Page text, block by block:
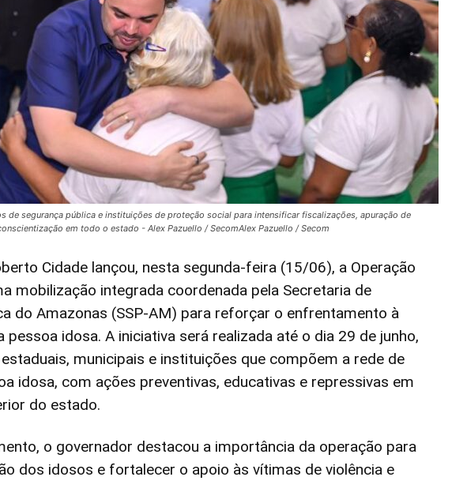
de segurança pública e instituições de proteção social para intensificar fiscalizações, apuração de
em todo o estado - Alex Pazuello / SecomAlex Pazuello / Secom
Cidade lançou, nesta segunda-feira (15/06), a Operação
mobilização integrada coordenada pela Secretaria de
do Amazonas (SSP-AM) para reforçar o enfrentamento à
pessoa idosa. A iniciativa será realizada até o dia 29 de junho,
municipais e instituições que compõem a rede de
idosa, com ações preventivas, educativas e repressivas em
do estado.
o governador destacou a importância da operação para
dos idosos e fortalecer o apoio às vítimas de violência e